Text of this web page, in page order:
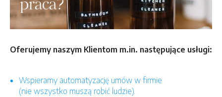
praca?
Oferujemy naszym Klientom m.in. następujące usługi:
Wspieramy automatyzację umów w firmie
(nie wszystko muszą robić ludzie).